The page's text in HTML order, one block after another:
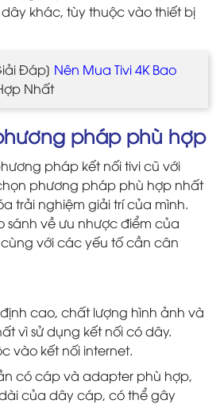
khác, tùy thuộc vào thiết bị
Đáp] Nên Mua Tivi 4K Bao
Nhất
pháp phù hợp
pháp kết nối tivi cũ với
phương pháp phù hợp nhất
trải nghiệm giải trí của mình.
sánh về ưu nhược điểm của
với các yếu tố cần cân
cao, chất lượng hình ảnh và
vì sử dụng kết nối có dây.
vào kết nối internet.
có cáp và adapter phù hợp,
của dây cáp, có thể gây